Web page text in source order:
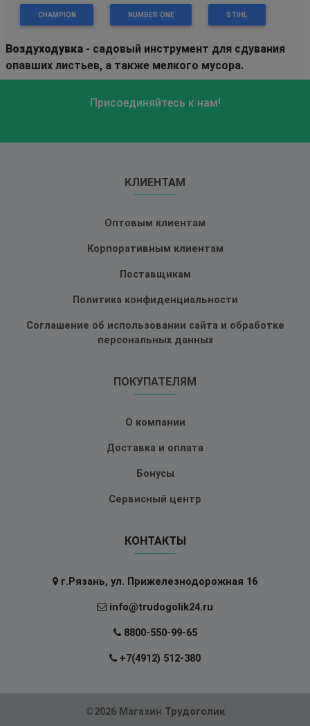
CHAMPION NUMBER ONE STIHL
Воздуходувка - садовый инструмент для сдувания
опавших листьев, а также мелкого мусора.
Присоединяйтесь к нам!
КЛИЕНТАМ
Оптовым клиентам
Корпоративным клиентам
Поставщикам
Политика конфиденциальности
Соглашение об использовании сайта и обработке
персональных данных
ПОКУПАТЕЛЯМ
О компании
Доставка и оплата
Бонусы
Сервисный центр
КОНТАКТЫ
г.Рязань, ул. Прижелезнодорожная 16
info@trudogolik24.ru
8800-550-99-65
+7(4912) 512-380
©2026 Магазин Трудоголик